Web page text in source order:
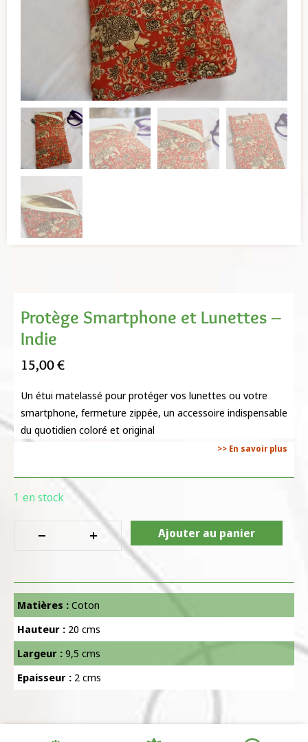
Protège Smartphone et Lunettes –
Indie
15,00€
Un étui matelassé pour protéger vos lunettes ou votre
smartphone, fermeture zippée, un accessoire indispensable
du quotidien coloré et original
>> En savoir plus
1 en stock
Ajouter au panier
Matières : Coton
Hauteur : 20 cms
Largeur : 9,5 cms
Epaisseur : 2 cms